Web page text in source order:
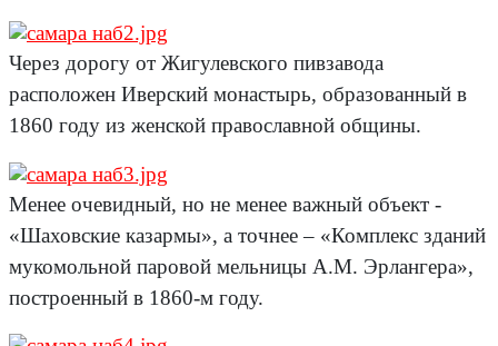
Через дорогу от Жигулевского пивзавода
расположен Иверский монастырь, образованный в
1860 году из женской православной общины.
Менее очевидный, но не менее важный объект -
«Шаховские казармы», а точнее – «Комплекс зданий
мукомольной паровой мельницы А.М. Эрлангера»,
построенный в 1860-м году.